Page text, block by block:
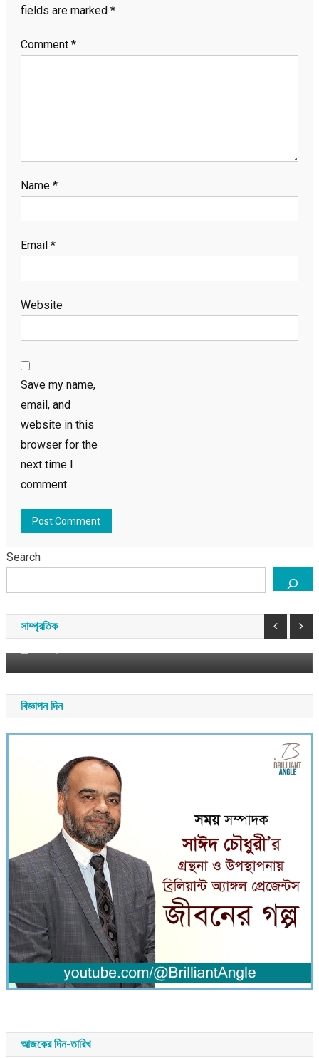
fields are marked *
Comment *
Name *
Email *
Website
Save my name,
email, and
website in this
browser for the
next time I
comment.
Search
সাম্প্রতিক
শেখ হাসিনার পতনের আগের ৭২ ঘণ্টার পরিস্থিতি কেমন ছিল
বিজ্ঞাপন দিন
আজকের দিন-তারিখ